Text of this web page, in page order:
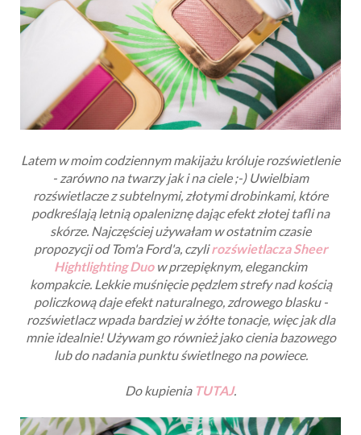
Latem w moim codziennym makijażu króluje rozświetlenie
- zarówno na twarzy jak i na ciele ;-) Uwielbiam
rozświetlacze z subtelnymi, złotymi drobinkami, które
podkreślają letnią opaleniznę dając efekt złotej tafli na
skórze. Najczęściej używałam w ostatnim czasie
propozycji od Tom'a Ford'a, czylirozświetlacza Sheer
Hightlighting Duow przepięknym, eleganckim
kompakcie. Lekkie muśnięcie pędzlem strefy nad kością
policzkową daje efektnaturalnego, zdrowego blasku -
rozświetlacz wpada bardziej w żółte tonacje, więc jak dla
mnie idealnie! Używam go również jako cienia bazowego
lub do nadania punktu świetlnego na powiece.
Do kupienia TUTAJ.